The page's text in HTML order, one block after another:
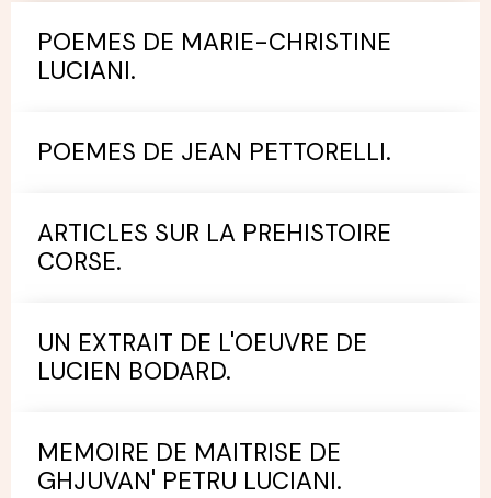
POEMES DE MARIE-CHRISTINE
LUCIANI.
POEMES DE JEAN PETTORELLI.
ARTICLES SUR LA PREHISTOIRE
CORSE.
UN EXTRAIT DE L'OEUVRE DE
LUCIEN BODARD.
MEMOIRE DE MAITRISE DE
GHJUVAN' PETRU LUCIANI.